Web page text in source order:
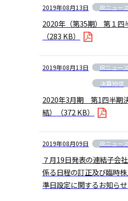
2019年08月13日 IRニュース
2020年（第35期） 第１
（283 KB）
2019年08月13日 IRニュース
決算短信
2020年3月期 第1四半期
結）
（372 KB）
2019年08月09日 IRニュース
７月19日発表の連結子会
係る日程の訂正及び臨時
準日設定に関するお知らせ